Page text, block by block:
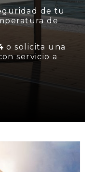
de tu
de
o solicita una
servicio a